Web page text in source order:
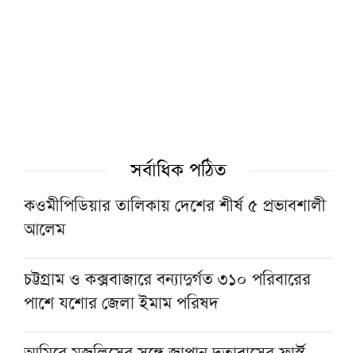
গফরগাঁওয়ে ঢাকাগামী জামালপুর কমিউটারের ৫
বগি লাইনচ্যুত, ট্রেন চলাচল বন্ধ
‘কুরআন-সুন্নাহ রক্ষায় কওমি মাদরাসা শিক্ষার
বিকল্প নেই’
সর্বাধিক পঠিত
কওমীপিডিয়ার তালিকায় দেশের শীর্ষ ৫ প্রভাবশালী
আলেম
চট্টগ্রাম ও কক্সবাজারে বন্যাদুর্গত ৩১০ পরিবারের
পাশে যশোর জেলা ইমাম পরিষদ